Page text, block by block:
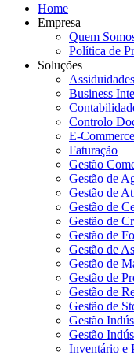
Home
Empresa
Quem
Política de
Soluções
Assiduidades
Business
Controlo
E-Commerce
Faturação
Gestão
Gestão de
Gestão de
Gestão de
Gestão de
Gestão de
Gestão de
Gestão de
Gestão de
Gestão de
Gestão de
Gestão
Gestão
Inventário e